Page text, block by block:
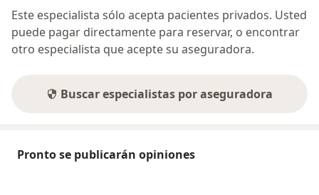
Este especialista sólo acepta pacientes privados. Usted
puede pagar directamente para reservar, o encontrar
otro especialista que acepte su aseguradora.
Buscar especialistas por aseguradora
Pronto se publicarán opiniones